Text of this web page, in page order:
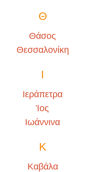
Θ
Θάσος
Θεσσαλονίκη
Ι
Ιεράπετρα
Ίος
Ιωάννινα
Κ
Καβάλα